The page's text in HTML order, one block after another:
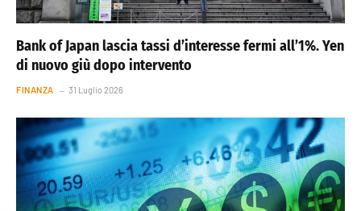
Bank of Japan lascia tassi d’interesse fermi all’1%. Yen
di nuovo giù dopo intervento
FINANZA 31 Luglio 2026